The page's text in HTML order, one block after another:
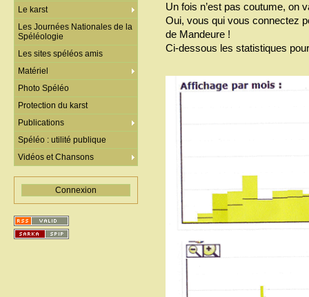
Un fois n’est pas coutume, on
Oui, vous qui vous connectez
de Mandeure !
Ci-dessous les statistiques
Le karst
Les Journées Nationales de la
Spéléologie
Les sites spéléos amis
Matériel
Photo Spéléo
Protection du karst
Publications
Spéléo : utilité publique
Vidéos et Chansons
Connexion